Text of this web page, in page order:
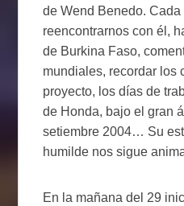
de Wend Benedo.
reencontrarnos con él,
de Burkina Faso,
mundiales, recordar los
proyecto, los días de
de Honda, bajo el gran
setiembre 2004… Su
humilde nos sigue
En la mañana del 29